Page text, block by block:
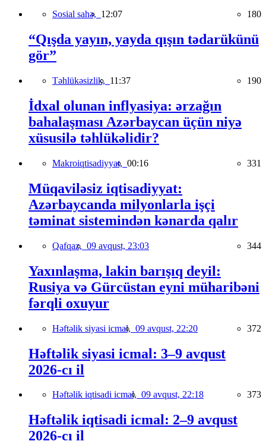
Sosial sahə, 12:07 180
“Qışda yayın, yayda qışın tədarükünü
gör”
Təhlükəsizlik, 11:37 190
İdxal olunan inflyasiya: ərzağın
bahalaşması Azərbaycan üçün niyə
xüsusilə təhlükəlidir?
Makroiqtisadiyyat, 00:16 331
Müqaviləsiz iqtisadiyyat:
Azərbaycanda milyonlarla işçi
təminat sistemindən kənarda qalır
Qafqaz, 09 avqust, 23:03 344
Yaxınlaşma, lakin barışıq deyil:
Rusiya və Gürcüstan eyni müharibəni
fərqli oxuyur
Həftəlik siyasi icmal, 09 avqust, 22:20 372
Həftəlik siyasi icmal: 3–9 avqust
2026-cı il
Həftəlik iqtisadi icmal, 09 avqust, 22:18 373
Həftəlik iqtisadi icmal: 2–9 avqust
2026-cı il